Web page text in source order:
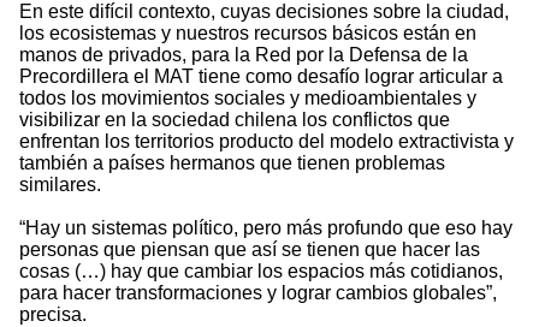
En este difícil contexto, cuyas decisiones sobre la ciudad,
los ecosistemas y nuestros recursos básicos están en
manos de privados, para la Red por la Defensa de la
Precordillera el MAT tiene como desafío lograr articular a
todos los movimientos sociales y medioambientales y
visibilizar en la sociedad chilena los conflictos que
enfrentan los territorios producto del modelo extractivista y
también a países hermanos que tienen problemas
similares.
“Hay un sistemas político, pero más profundo que eso hay
personas que piensan que así se tienen que hacer las
cosas (…) hay que cambiar los espacios más cotidianos,
para hacer transformaciones y lograr cambios globales”,
precisa.